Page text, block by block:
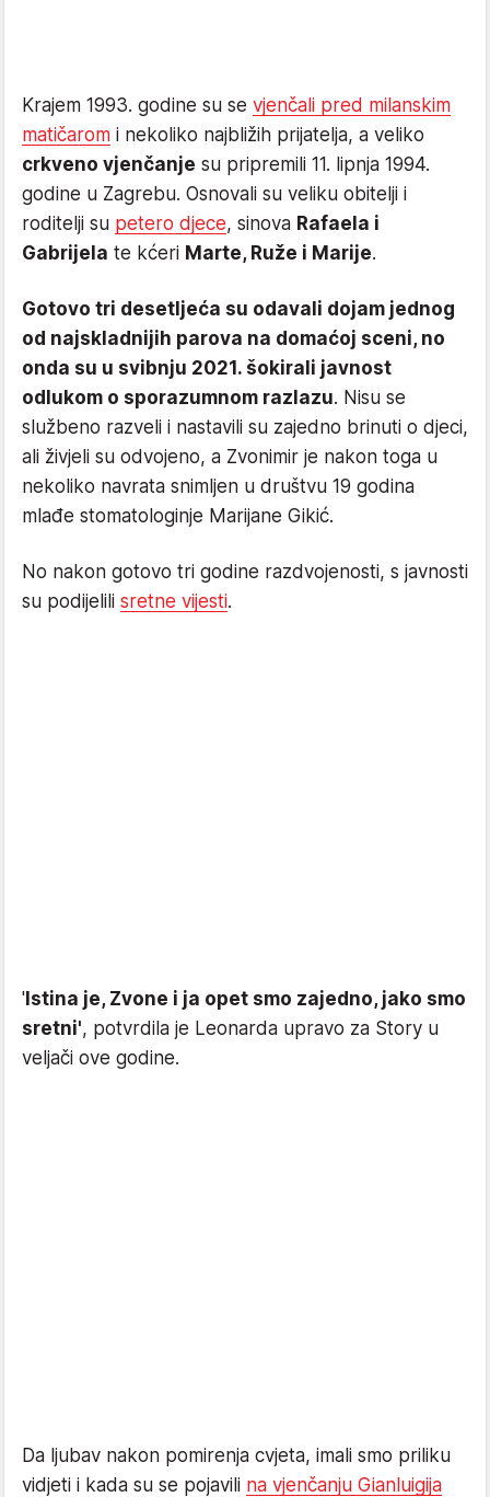
Krajem 1993. godine su se vjenčali pred milanskim
matičarom i nekoliko najbližih prijatelja, a veliko
crkveno vjenčanje su pripremili 11. lipnja 1994.
godine u Zagrebu. Osnovali su veliku obitelji i
roditelji su petero djece, sinova Rafaela i
Gabrijela te kćeri Marte, Ruže i Marije.
Gotovo tri desetljeća su odavali dojam jednog
od najskladnijih parova na domaćoj sceni, no
onda su u svibnju 2021. šokirali javnost
odlukom o sporazumnom razlazu. Nisu se
službeno razveli i nastavili su zajedno brinuti o djeci,
ali živjeli su odvojeno, a Zvonimir je nakon toga u
nekoliko navrata snimljen u društvu 19 godina
mlađe stomatologinje Marijane Gikić.
No nakon gotovo tri godine razdvojenosti, s javnosti
su podijelili sretne vijesti.
'Istina je, Zvone i ja opet smo zajedno, jako smo
sretni', potvrdila je Leonarda upravo za Story u
veljači ove godine.
Da ljubav nakon pomirenja cvjeta, imali smo priliku
vidjeti i kada su se pojavili na vjenčanju Gianluigija